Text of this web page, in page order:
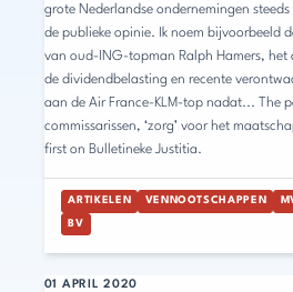
grote Nederlandse ondernemingen
de publieke opinie. Ik noem bijvoorbeeld
van oud-ING-topman Ralph Hamers, het
de dividendbelasting en recente
aan de Air France-KLM-top nadat... The
commissarissen, ‘zorg’ voor het
first on Bulletineke Justitia.
ARTIKELEN VENNOOTSCHAPPEN
BV
01 APRIL 2020